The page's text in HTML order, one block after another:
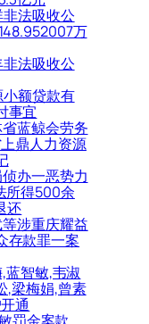
法吸收公
万
法吸收公
额贷款有
事宜
蓝鲸会劳务
鼎人力资源
办一恶势力
所得500余
还
涉重庆耀益
存款罪一案
蓝智敏,韦淑
,梁梅娟,曾素
通